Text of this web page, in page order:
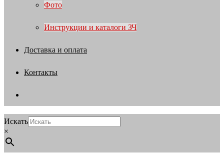
Фото
Инструкции и каталоги ЗЧ
Доставка и оплата
Контакты
Искать
×